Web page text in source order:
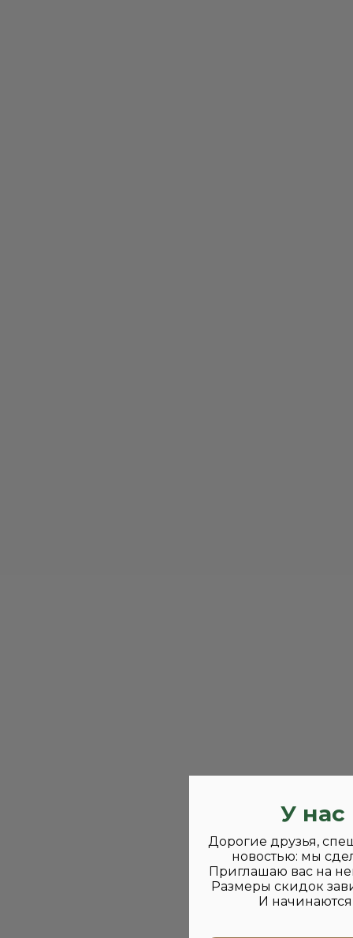
У нас
Дорогие друзья,
новостью: мы
Приглашаю вас на
Размеры скидок
И начинаются